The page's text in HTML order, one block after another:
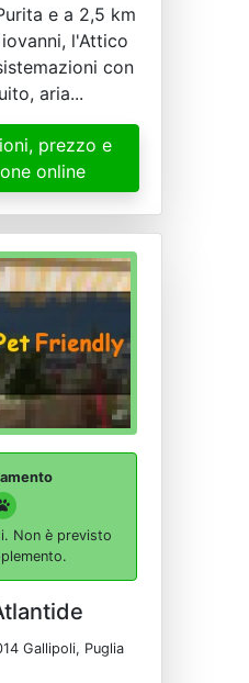
e a 2,5 km
l'Attico
con
aria...
prezzo e
online
Non è previsto
Gallipoli, Puglia